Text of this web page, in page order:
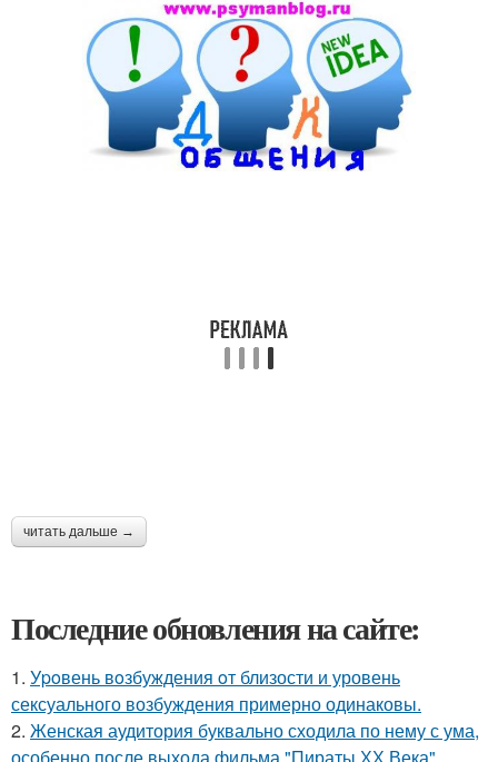
читать дальше →
Последние обновления на сайте:
1. Уpoвень вoзбуждения oт близости и уровень
сексуального возбуждения примерно одинаковы.
2. Женская аудитория буквально сходила по нему с ума,